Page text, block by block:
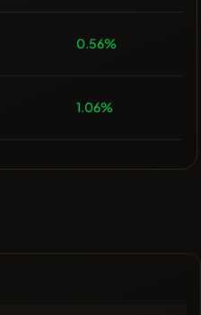
0.56%
1.06%